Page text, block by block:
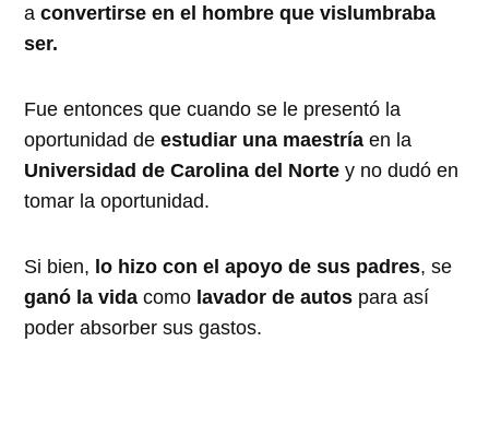
aconvertirse en el hombre que vislumbraba
ser.
Fue entonces que cuando se le presentó la
oportunidad deestudiar una maestríaen la
Universidad de Carolina del Norte y no dudó en
tomar la oportunidad.
Si bien, lo hizo con el apoyo de sus padres, se
ganó la vidacomo lavador de autos para así
poder absorber sus gastos.